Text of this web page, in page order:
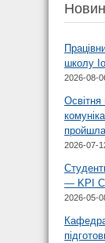
школу
2026-08-
2026-07-
— KPI
2026-05-